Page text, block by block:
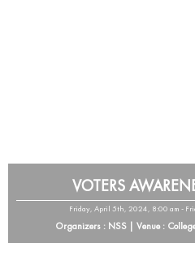
VOTERS
Friday, April 5th, 2024, 8:00 am -
Organizers : NSS | Venue :